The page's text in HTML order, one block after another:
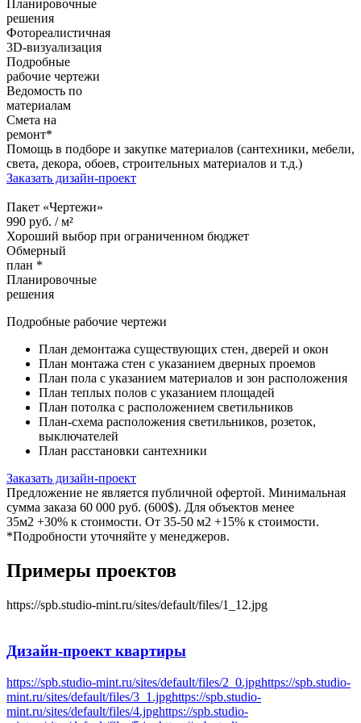
Планировочные
решения
Фотореалистичная
3D-визуализация
Подробные
рабочие чертежи
Ведомость по
материалам
Смета на
ремонт*
Помощь в подборе и закупке материалов (сантехники, мебели,
света, декора, обоев, строительных материалов и т.д.)
Заказать дизайн-проект
Пакет «Чертежи»
990 руб. /м²
Хороший выбор при ограниченном бюджет
Обмерный
план *
Планировочные
решения
Подробные рабочие чертежи
План демонтажа существующих стен, дверей и окон
План монтажа стен с указанием дверных проемов
План пола с указанием материалов и зон расположения
План теплых полов с указанием площадей
План потолка с расположением светильников
План-схема расположения светильников, розеток,
выключателей
План расстановки сантехники
Заказать дизайн-проект
Предложение не является публичной офертой. Минимальная
сумма заказа 60 000 руб. (600$). Для объектов менее
35м2 +30% к стоимости. От 35-50 м2 +15% к стоимости.
*Подробности уточняйте у менеджеров.
Примеры проектов
https://spb.studio-mint.ru/sites/default/files/1_12.jpg
Дизайн-проектквартиры
https://spb.studio-mint.ru/sites/default/files/2_0.jpghttps://spb.studio-
mint.ru/sites/default/files/3_1.jpghttps://spb.studio-
mint.ru/sites/default/files/4.jpghttps://spb.studio-